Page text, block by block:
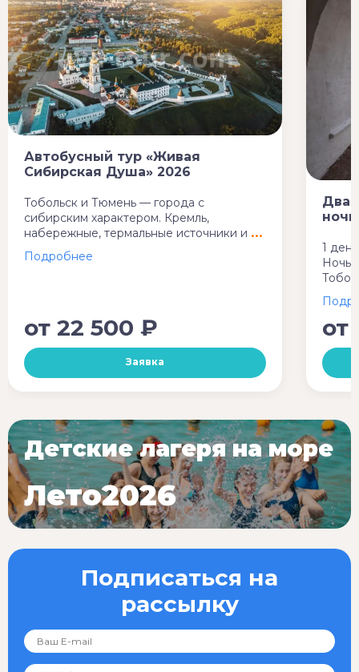
Автобусный тур «Живая
Сибирская Душа» 2026
Тобольск и Тюмень — города с
сибирским характером. Кремль,
набережные, термальные источники и
от 22 500 ₽
Заявка
Два
1
Ночь
от
Подписаться на
рассылку
Детские лагеря на море
Лето2026